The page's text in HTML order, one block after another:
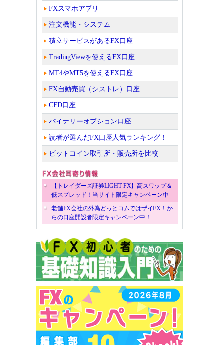
FXスマホアプリ
注文機能・システム
積立サービスがあるFX口座
TradingViewを使えるFX口座
MT4やMT5を使えるFX口座
FX自動売買（シストレ）口座
CFD口座
バイナリーオプション口座
読者が選んだFX口座人気ランキング！
ビットコイン取引所・販売所を比較
【トレイダーズ証券LIGHT FX】高スワップ＆
低スプレッド！当サイト限定キャンペーン中
老舗FX会社の外為どっとコムではザイFX！か
らの口座開設者限定キャンペーン中！